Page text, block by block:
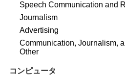
Speech Communication and
Journalism
Advertising
Communication, Journalism,
Other
コンピュータ